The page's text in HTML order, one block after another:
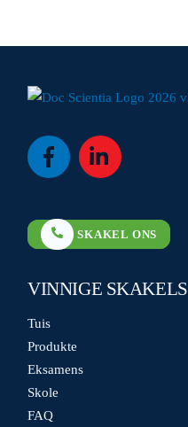
Icon
Icon
SKAKEL ONS
VINNIGE SKAKELS
Tuis
Produkte
Eksamens
Skole
FAQ